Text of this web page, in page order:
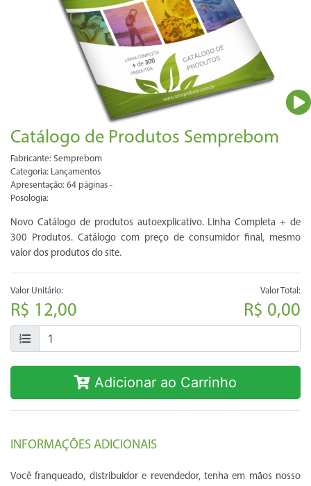
Catálogo de Produtos Semprebom
Fabricante: Semprebom
Categoria: Lançamentos
Apresentação: 64 páginas -
Posologia:
Novo Catálogo de produtos autoexplicativo. Linha Completa + de
300 Produtos. Catálogo com preço de consumidor final, mesmo
valor dos produtos do site.
Valor Unitário:
R$ 12,00
Valor Total:
R$ 0,00
Adicionar ao Carrinho
INFORMAÇÕES ADICIONAIS
Você franqueado, distribuidor e revendedor, tenha em mãos nosso